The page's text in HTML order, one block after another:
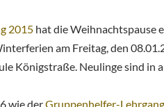
2015hat die Weihnachtspause
am Freitag, den
Königstraße. Neulinge sind in
wie derGruppenhelfer-Lehrgang